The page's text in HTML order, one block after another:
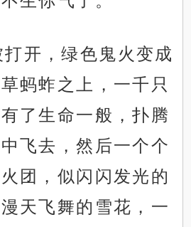
开，绿色鬼火变成
蚂蚱之上，一千只
了生命一般，扑腾
飞去，然后一个个
团，似闪闪发光的
天飞舞的雪花，一